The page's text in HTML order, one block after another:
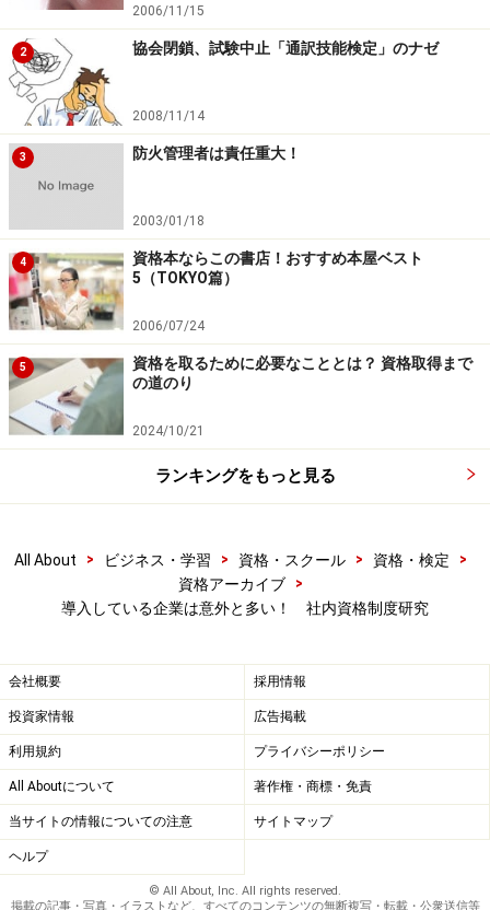
2006/11/15
2 協会閉鎖、試験中止「通訳技能検定」のナゼ
2008/11/14
3 防火管理者は責任重大！
2003/01/18
4
資格本ならこの書店！おすすめ本屋ベスト
5（TOKYO篇）
2006/07/24
5
資格を取るために必要なこととは？ 資格取得まで
の道のり
2024/10/21
ランキングをもっと見る
All About > ビジネス・学習 > 資格・スクール > 資格・検定
>
資格アーカイブ
>
導入している企業は意外と多い！ 社内資格制度研究
会社概要 採用情報
投資家情報 広告掲載
利用規約 プライバシーポリシー
All Aboutについて 著作権・商標・免責
当サイトの情報についての注意 サイトマップ
ヘルプ
© All About, Inc. All rights reserved.
掲載の記事・写真・イラストなど、すべてのコンテンツの無断複写・転載・公衆送信等